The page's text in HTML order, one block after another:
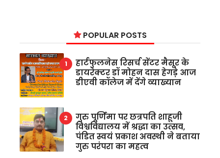
POPULAR POSTS
हार्टफुलनेस रिसर्च सेंटर मैसूर के
डायरेक्टर डॉ मोहन दास हेगड़े आज
डीएवी कॉलेज में देंगे व्याख्यान
गुरु पूर्णिमा पर छत्रपति शाहूजी
विश्वविद्यालय में श्रद्धा का उत्सव,
पंडित स्वयं प्रकाश अवस्थी ने बताया
गुरु परंपरा का महत्व